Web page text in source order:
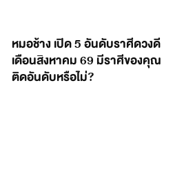
หมอช้าง เปิด 5 อันดับราศีดวงดี
เดือนสิงหาคม 69 มีราศีของคุณ
ติดอันดับหรือไม่?